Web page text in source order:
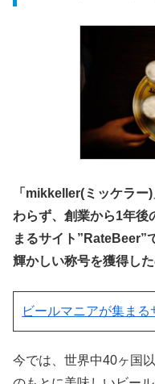
「mikkeller(ミッケラー
わらず、創業から1年後
まるサイト”RateBeer”
輝かしい称号を獲得した
ビールマニアが集ま
今では、世界中40ヶ国